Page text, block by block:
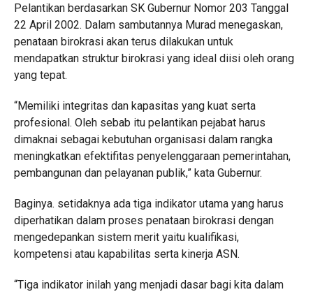
Pelantikan berdasarkan SK Gubernur Nomor 203 Tanggal
22 April 2002. Dalam sambutannya Murad menegaskan,
penataan birokrasi akan terus dilakukan untuk
mendapatkan struktur birokrasi yang ideal diisi oleh orang
yang tepat.
“Memiliki integritas dan kapasitas yang kuat serta
profesional. Oleh sebab itu pelantikan pejabat harus
dimaknai sebagai kebutuhan organisasi dalam rangka
meningkatkan efektifitas penyelenggaraan pemerintahan,
pembangunan dan pelayanan publik,” kata Gubernur.
Baginya. setidaknya ada tiga indikator utama yang harus
diperhatikan dalam proses penataan birokrasi dengan
mengedepankan sistem merit yaitu kualifikasi,
kompetensi atau kapabilitas serta kinerja ASN.
“Tiga indikator inilah yang menjadi dasar bagi kita dalam